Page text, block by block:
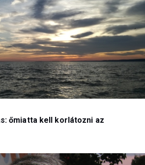
őmiatta kell korlátozni az